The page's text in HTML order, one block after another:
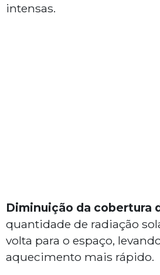
intensas.
Diminuição da cobertura
quantidade de radiação
volta para o espaço,
aquecimento mais rápido.